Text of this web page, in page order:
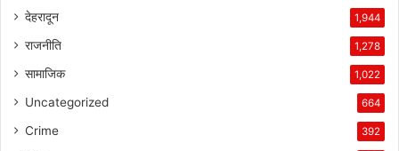
देहरादून 1,944
राजनीति 1,278
सामाजिक 1,022
Uncategorized 664
Crime 392